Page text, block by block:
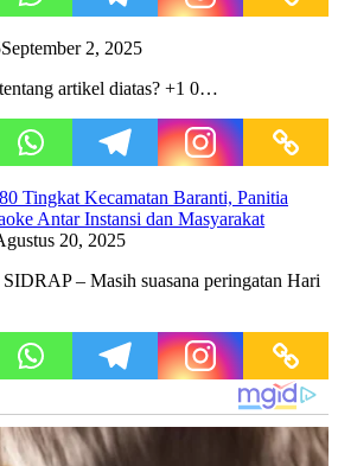
September 2, 2025
artikel diatas? +1 0…
Tingkat Kecamatan Baranti, Panitia
Antar Instansi dan Masyarakat
20, 2025
– Masih suasana peringatan Hari